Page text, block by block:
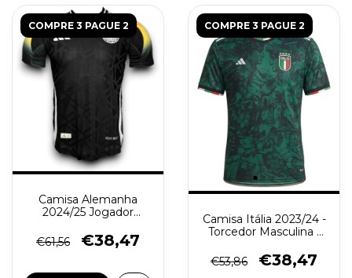
COMPRE 3 PAGUE 2
Camisa Alemanha
2024/25 Jogador
€61,56
€38,47
COMPRE 3 PAGUE 2
Camisa Itália 2023/24 -
Torcedor Masculina -
€53,86
€38,47